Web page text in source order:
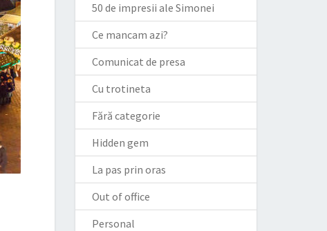
50 de impresii ale Simonei
Ce mancam azi?
Comunicat de presa
Cu trotineta
Fără categorie
Hidden gem
La pas prin oras
Out of office
Personal